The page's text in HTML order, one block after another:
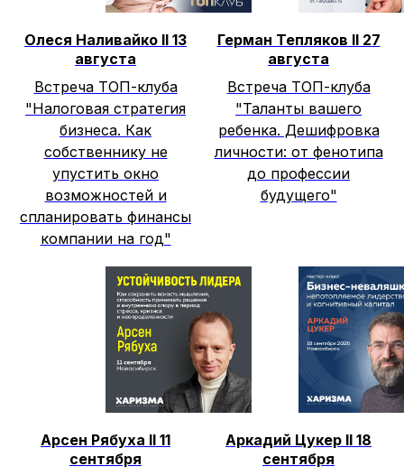
Олеся Наливайко II 13
августа
Встреча ТОП-клуба
"Налоговая стратегия
бизнеса. Как
собственнику не
упустить окно
возможностей и
спланировать финансы
компании на год"
Герман Тепляков II 27
августа
Встреча ТОП-клуба
"Таланты вашего
ребенка. Дешифровка
личности: от фенотипа
до профессии
будущего"
Арсен Рябуха II 11
сентября
Аркадий Цукер II 18
сентября